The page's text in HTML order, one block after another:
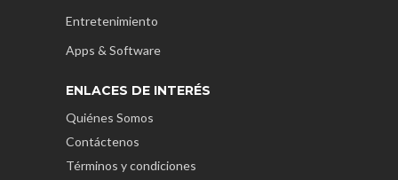
Entretenimiento
Apps & Software
ENLACES DE INTERÉS
Quiénes Somos
Contáctenos
Términos y condiciones